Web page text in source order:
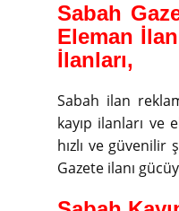
Sabah
Eleman
İlanları,
Sabah ilan
kayıp ilanları ve
hızlı ve güvenilir
Gazete ilanı